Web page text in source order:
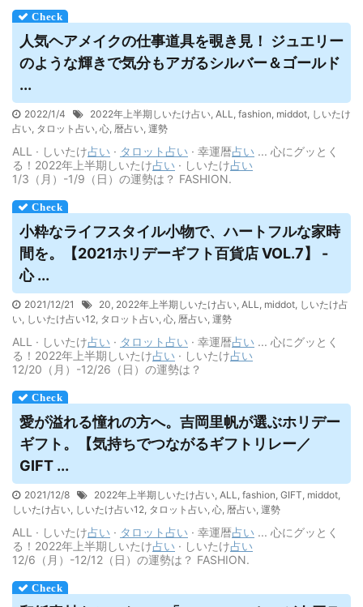
人気ヘアメイクの仕事道具を覗き見！ ジュエリー
のような輝きで気分もアガるシルバー＆ゴールド
...
2022/1/4 2022年上半期しいたけ占い, ALL, fashion, middot, しいたけ
占い, タロット占い, 心, 暦占い, 運勢
ALL · しいたけ占い · タロット占い · 幸運暦占い ... 心にグッとく
る！2022年上半期しいたけ占い · しいたけ占い
1/3（月）-1/9（日）の運勢は？ FASHION.
小粋なライフスタイル小物で、ハートフルな家時
間を。【2021ホリデーギフト百貨店 VOL.7】 -
心 ...
2021/12/21 20, 2022年上半期しいたけ占い, ALL, middot, しいたけ占
い, しいたけ占い12, タロット占い, 心, 暦占い, 運勢
ALL · しいたけ占い · タロット占い · 幸運暦占い ... 心にグッとく
る！2022年上半期しいたけ占い · しいたけ占い
12/20（月）-12/26（日）の運勢は？
愛が溢れる憧れの方へ。吉岡里帆が選ぶホリデー
ギフト。【気持ちでつながるギフトリレー／
GIFT ...
2021/12/8 2022年上半期しいたけ占い, ALL, fashion, GIFT, middot,
しいたけ占い, しいたけ占い12, タロット占い, 心, 暦占い, 運勢
ALL · しいたけ占い · タロット占い · 幸運暦占い ... 心にグッとく
る！2022年上半期しいたけ占い · しいたけ占い
12/6（月）-12/12（日）の運勢は？ FASHION.